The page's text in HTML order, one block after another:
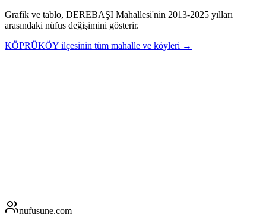
Grafik ve tablo, DEREBAŞI Mahallesi'nin 2013-2025 yılları
arasındaki nüfus değişimini gösterir.
KÖPRÜKÖY ilçesinin tüm mahalle ve köyleri →
nufusune.com